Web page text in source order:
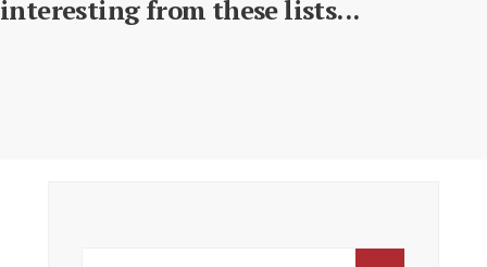
interesting from these lists...